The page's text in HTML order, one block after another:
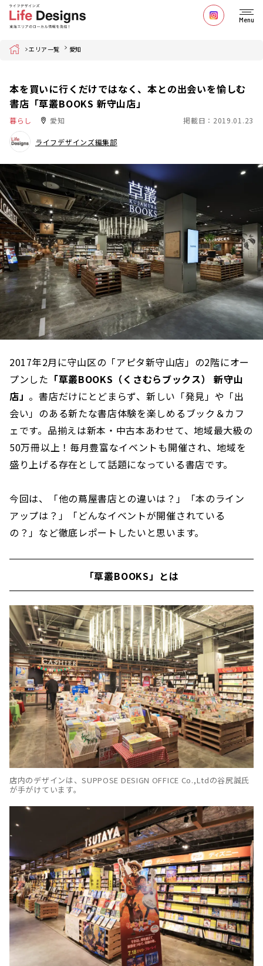
Menu
Home エリア一覧 愛知
本を買いに行くだけではなく、本との出会いを愉しむ
書店「草叢BOOKS 新守山店」
暮らし 愛知 掲載日：2019.01.23
ライフデザインズ編集部
2017年2月に守山区の「アピタ新守山店」の2階にオー
プンした 「草叢BOOKS（くさむらブックス） 新守山
店」 。書店だけにとどまらず、新しい「発見」や「出
会い」のある新たな書店体験を楽しめるブック＆カフ
ェです。品揃えは新本・中古本あわせて、地域最大級の
50万冊以上！毎月豊富なイベントも開催され、地域を
盛り上げる存在として話題になっている書店です。
今回は、「他の蔦屋書店との違いは？」「本のライン
アップは？」「どんなイベントが開催されている
の？」など徹底レポートしたいと思います。
「草叢BOOKS」とは
店内のデザインは、SUPPOSE DESIGN OFFICE Co.,Ltdの谷尻誠氏
が手がけています。